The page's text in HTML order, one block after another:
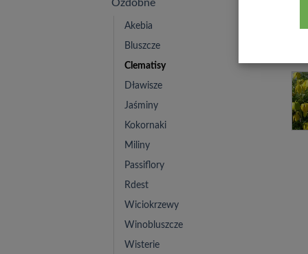
Ozdobne
Akebia
Bluszcze
Clematisy
Dławisze
Jaśminy
Kokornaki
Miliny
Passiflory
Rdest
Wiciokrzewy
Winobluszcze
Wisterie